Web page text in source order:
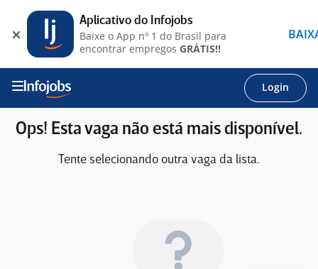
Login
Ops! Esta vaga não está mais disponível.
Tente selecionando outra vaga da lista.
Aplicativo do Infojobs
Baixe o App nº 1 do Brasil para
encontrar empregos GRÁTIS!!